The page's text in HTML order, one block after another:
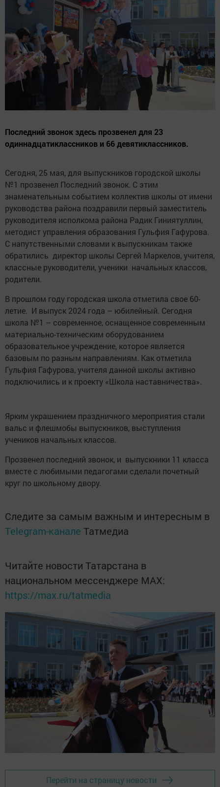
Последний звонок здесь прозвенел для 23
одиннадцатиклассников и 66 девятиклассников.
Сегодня, 25 мая, для выпускников городской школы
№1 прозвенел Последний звонок. С этим
знаменательным событием коллектив школы от имени
руководства района поздравили первый заместитель
руководителя исполкома района Радик Гиниятуллин,
методист управления образования Гульфия Гафурова.
С напутственными словами к выпускникам также
обратились директор школы Сергей Маркелов, учителя,
классные руководители, ученики начальных классов,
родители.
В прошлом году городская школа отметила свое 60-
летие. И выпуск 2024 года – юбилейный. Сегодня
школа №1 – современное, оснащенное современным
материально-техническим оборудованием
образовательное учреждение, которое является
базовым по разным направлениям. Как отметила
Гульфия Гафурова, учителя данной школы активно
подключились и к проекту «Школа наставничества».
Ярким украшением праздничного мероприятия стали
вальс и флешмобы выпускников, выступления
учеников начальных классов.
Прозвенел последний звонок, и выпускники 11 класса
вместе с любимыми педагогами сделали почетный
круг по школьному двору.
Следите за самым важным и интересным в
Telegram-канале Татмедиа
Читайте новости Татарстана в
национальном мессенджере MАХ:
https://max.ru/tatmedia
Перейти на страницу новости